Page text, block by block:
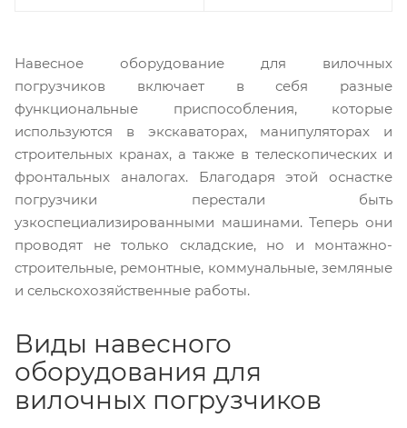
Навесное оборудование для вилочных
погрузчиков включает в себя разные
функциональные приспособления, которые
используются в экскаваторах, манипуляторах и
строительных кранах, а также в телескопических и
фронтальных аналогах. Благодаря этой оснастке
погрузчики перестали быть
узкоспециализированными машинами. Теперь они
проводят не только складские, но и монтажно-
строительные, ремонтные, коммунальные, земляные
и сельскохозяйственные работы.
Виды навесного
оборудования для
вилочных погрузчиков